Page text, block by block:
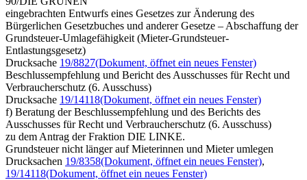
eingebrachten Entwurfs eines Gesetzes zur Änderung des
Bürgerlichen Gesetzbuches und anderer Gesetze – Abschaffung der
Grundsteuer-Umlagefähigkeit (Mieter-Grundsteuer-
Entlastungsgesetz)
Drucksache 19/8827(Dokument, öffnet ein neues Fenster)
Beschlussempfehlung und Bericht des Ausschusses für Recht und
Verbraucherschutz (6. Ausschuss)
Drucksache 19/14118(Dokument, öffnet ein neues Fenster)
f) Beratung der Beschlussempfehlung und des Berichts des
Ausschusses für Recht und Verbraucherschutz (6. Ausschuss)
zu dem Antrag der Fraktion DIE LINKE.
Grundsteuer nicht länger auf Mieterinnen und Mieter umlegen
Drucksachen 19/8358(Dokument, öffnet ein neues Fenster),
19/14118(Dokument, öffnet ein neues Fenster)